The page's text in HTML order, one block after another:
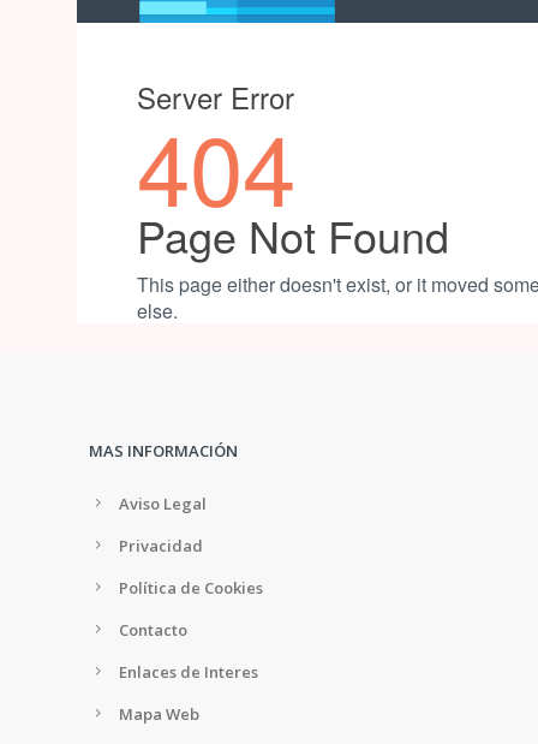
MAS INFORMACIÓN
Aviso Legal
Privacidad
Política de Cookies
Contacto
Enlaces de Interes
Mapa Web